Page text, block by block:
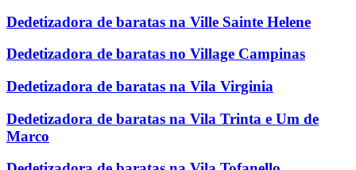
Dedetizadora de baratas na Ville Sainte Helene
Dedetizadora de baratas no Village Campinas
Dedetizadora de baratas na Vila Virginia
Dedetizadora de baratas na Vila Trinta e Um de
Marco